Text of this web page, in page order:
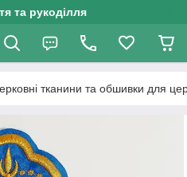
та рукоділля
тканини та обшивки для